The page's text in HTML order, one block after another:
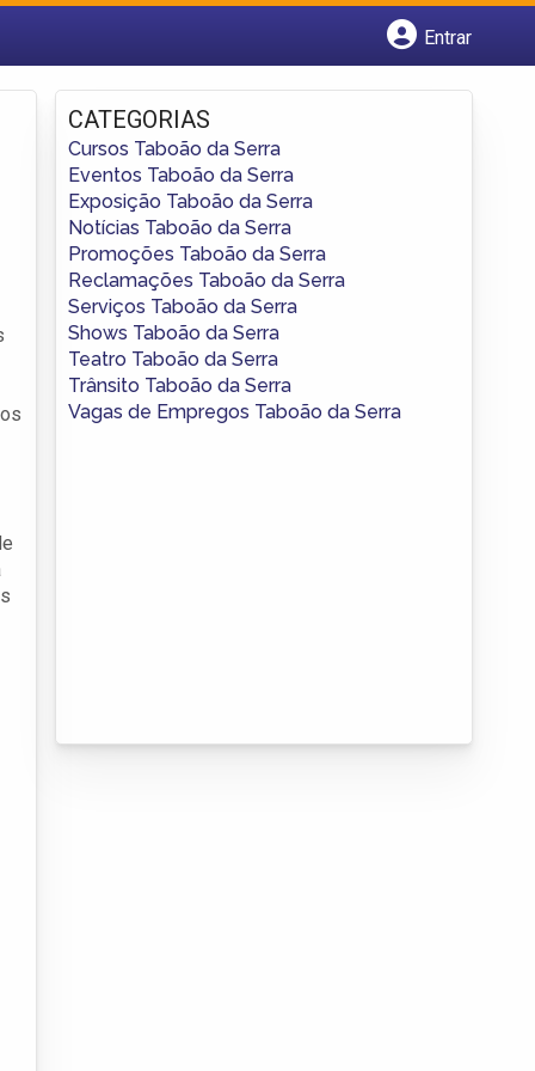
Entrar
Fazer login
Criar conta
CATEGORIAS
Cursos Taboão da Serra
Eventos Taboão da Serra
Exposição Taboão da Serra
Notícias Taboão da Serra
Promoções Taboão da Serra
Reclamações Taboão da Serra
Serviços Taboão da Serra
Shows Taboão da Serra
Teatro Taboão da Serra
Trânsito Taboão da Serra
Vagas de Empregos Taboão da Serra